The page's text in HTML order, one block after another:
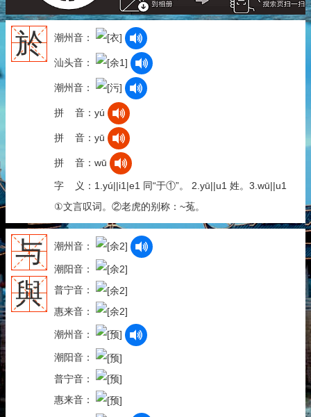
於 潮州音：
汕头音：
潮州音：
拼 音：yú
拼 音：yū
拼 音：wū
字 义：1.yú||i1|e1 同“于①”。 2.yū||u1 姓。3.wū||u1
①文言叹词。②老虎的别称：~菟。
与
與
潮州音：
潮阳音：
普宁音：
惠来音：
潮州音：
潮阳音：
普宁音：
惠来音：